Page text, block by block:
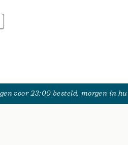
voor 23:00 besteld, morgen in